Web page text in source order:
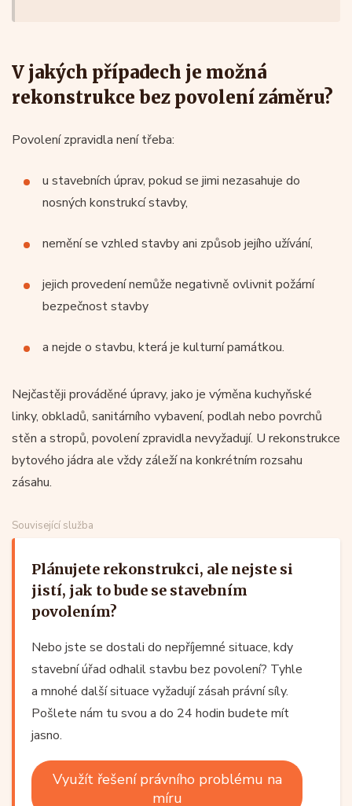
V jakých případech je možná
rekonstrukce bez povolení záměru?
Povolení zpravidla není třeba:
u stavebních úprav, pokud se jimi nezasahuje do
nosných konstrukcí stavby,
nemění se vzhled stavby ani způsob jejího užívání,
jejich provedení nemůže negativně ovlivnit požární
bezpečnost stavby
a nejde o stavbu, která je kulturní památkou.
Nejčastěji prováděné úpravy, jako je výměna kuchyňské
linky, obkladů, sanitárního vybavení, podlah nebo povrchů
stěn a stropů, povolení zpravidla nevyžadují. U rekonstrukce
bytového jádra ale vždy záleží na konkrétním rozsahu
zásahu.
Související služba
Plánujete rekonstrukci, ale nejste si
jistí, jak to bude se stavebním
povolením?
Nebo jste se dostali do nepříjemné situace, kdy
stavební úřad odhalil stavbu bez povolení? Tyhle
a mnohé další situace vyžadují zásah právní síly.
Pošlete nám tu svou a do 24 hodin budete mít
jasno.
Využít řešení právního problému na
míru